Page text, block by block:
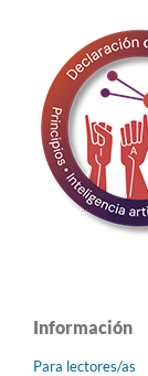
Información
Para lectores/as